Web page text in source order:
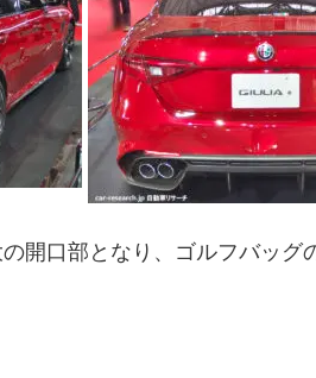
開口部となり、ゴルフバッグ